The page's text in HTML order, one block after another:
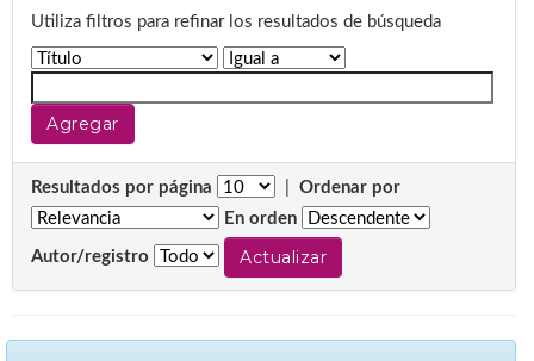
Utiliza filtros para refinar los resultados de búsqueda
Resultados por página
Ordenar por
En orden
Autor/registro